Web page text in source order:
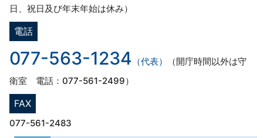
日、祝日及び年末年始は休み）
電話
077-563-1234 （代表）
（開庁時間以外は守
衛室 電話：077-561-2499）
FAX
077-561-2483